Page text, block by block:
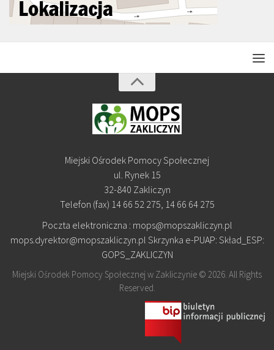
Miejski Ośrodek Pomocy Społecznej
ul. Rynek 15
32-840 Zakliczyn
Telefon (fax) 14 66 52 275, 14 66 64 275
Poczta elektroniczna : mops@mopszakliczyn.pl
mops.dyrektor@mopszakliczyn.pl Skrzynka e-PUAP: Skład_ESP:
GOPS_ZAKLICZYN
Miejski Ośrodek Pomocy Społecznej w Zakliczynie © 2026. All Rights
Reserved.